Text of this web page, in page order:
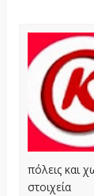
πόλεις και
στοιχεία